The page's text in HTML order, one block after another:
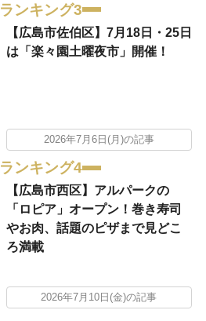
ランキング3
【広島市佐伯区】7月18日・25日
は「楽々園土曜夜市」開催！
2026年7月6日(月)の記事
ランキング4
【広島市西区】アルパークの
「ロピア」オープン！巻き寿司
やお肉、話題のピザまで見どこ
ろ満載
2026年7月10日(金)の記事